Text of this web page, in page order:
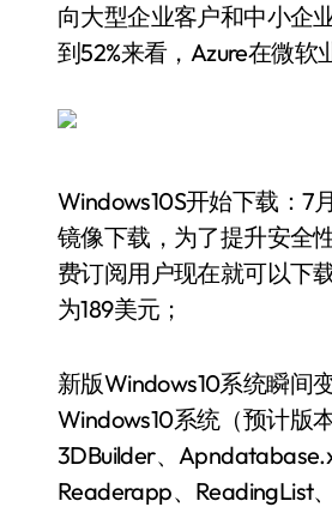
向大型企业客户和中小企
到52%来看，Azure在微软
Windows10S开始下载：7
镜像下载，为了提升安全
费订阅用户现在就可以下
为189美元；
新版Windows10系统瞬间
Windows10系统（预计版
3DBuilder、
Readerapp、ReadingList